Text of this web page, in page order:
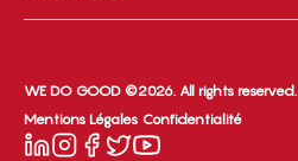
WE DO GOOD ©2026. All rights reserved.
Mentions Légales Confidentialité